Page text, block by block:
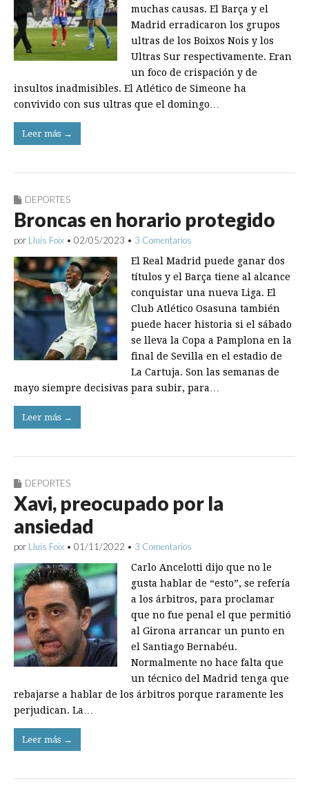
muchas causas. El Barça y el
Madrid erradicaron los grupos
ultras de los Boixos Nois y los
Ultras Sur respectivamente. Eran
un foco de crispación y de
insultos inadmisibles. El Atlético de Simeone ha
convivido con sus ultras que el domingo…
Leer más →
DEPORTES
Broncas en horario protegido
por Lluís Foix • 02/05/2023 • 3 Comentarios
El Real Madrid puede ganar dos
títulos y el Barça tiene al alcance
conquistar una nueva Liga. El
Club Atlético Osasuna también
puede hacer historia si el sábado
se lleva la Copa a Pamplona en la
final de Sevilla en el estadio de
La Cartuja. Son las semanas de
mayo siempre decisivas para subir, para…
Leer más →
DEPORTES
Xavi, preocupado por la
ansiedad
por Lluís Foix • 01/11/2022 • 3 Comentarios
Carlo Ancelotti dijo que no le
gusta hablar de “esto”, se refería
a los árbitros, para proclamar
que no fue penal el que permitió
al Girona arrancar un punto en
el Santiago Bernabéu.
Normalmente no hace falta que
un técnico del Madrid tenga que
rebajarse a hablar de los árbitros porque raramente les
perjudican. La…
Leer más →